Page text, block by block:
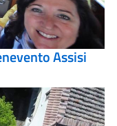
Assisi